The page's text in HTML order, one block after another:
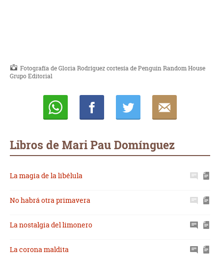
Fotografía de Gloria Rodríguez cortesía de Penguin Random House
Grupo Editorial
Libros de Mari Pau Domínguez
La magia de la libélula
No habrá otra primavera
La nostalgia del limonero
La corona maldita